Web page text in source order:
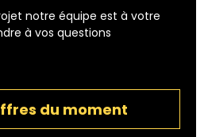
notre équipe est à votre
à vos questions
du moment